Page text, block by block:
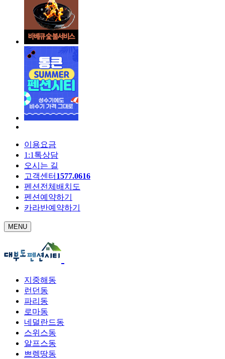
이용요금
1:1톡상담
오시는 길
고객센터 1577.0616
펜션전체배치도
펜션예약하기
카라반예약하기
MENU
지중해동
런던동
파리동
로마동
네덜란드동
스위스동
알프스동
쁘렝땅동